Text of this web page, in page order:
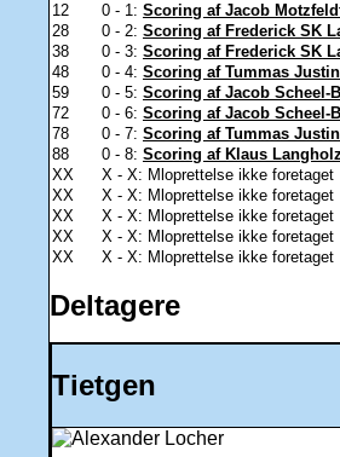
12
0 - 1: Scoring af Jacob
28
0 - 2: Scoring af Frederick SK
38
0 - 3: Scoring af Frederick SK
48
0 - 4: Scoring af Tummas
59
0 - 5: Scoring af Jacob Scheel-
72
0 - 6: Scoring af Jacob Scheel-
78
0 - 7: Scoring af Tummas
88
0 - 8: Scoring af Klaus
XX
X - X: Mloprettelse ikke foretaget
XX
X - X: Mloprettelse ikke foretaget
XX
X - X: Mloprettelse ikke foretaget
XX
X - X: Mloprettelse ikke foretaget
XX
X - X: Mloprettelse ikke foretaget
Deltagere
Tietgen